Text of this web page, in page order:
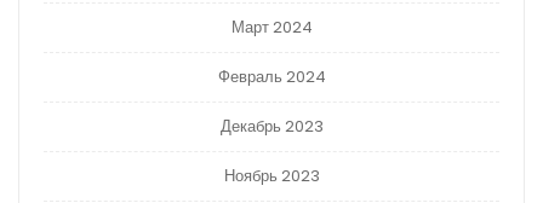
Март 2024
Февраль 2024
Декабрь 2023
Ноябрь 2023